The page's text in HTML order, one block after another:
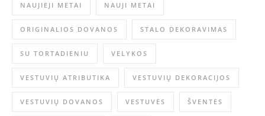
NAUJIEJI METAI NAUJI METAI
ORIGINALIOS DOVANOS STALO DEKORAVIMAS
SU TORTADIENIU VELYKOS
VESTUVIŲ ATRIBUTIKA VESTUVIŲ DEKORACIJOS
VESTUVIŲ DOVANOS VESTUVĖS ŠVENTĖS